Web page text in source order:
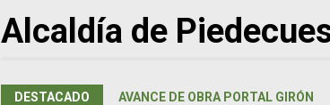
Alcaldía de
DESTACADO AVANCE DE OBRA PORTAL GIRÓN